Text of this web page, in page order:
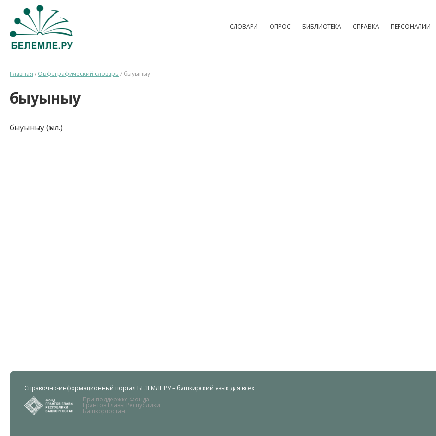
СЛОВАРИ ОПРОС БИБЛИОТЕКА СПРАВКА ПЕРСОНАЛИИ
Главная / Орфографический словарь / быуыныу
быуыныу
быуыныу (ҡыл.)
Справочно-информационный портал БЕЛЕМЛЕ.РУ – башкирский язык для всех
При поддержке Фонда
Грантов Главы Республики
Башкортостан.